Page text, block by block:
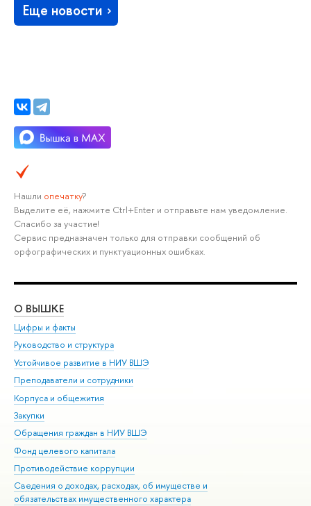
Еще новости
Нашли опечатку?
Выделите её, нажмите Ctrl+Enter и отправьте нам уведомление.
Спасибо за участие!
Сервис предназначен только для отправки сообщений об
орфографических и пунктуационных ошибках.
О ВЫШКЕ
Цифры и факты
Руководство и структура
Устойчивое развитие в НИУ ВШЭ
Преподаватели и сотрудники
Корпуса и общежития
Закупки
Обращения граждан в НИУ ВШЭ
Фонд целевого капитала
Противодействие коррупции
Сведения о доходах, расходах, об имуществе и
обязательствах имущественного характера